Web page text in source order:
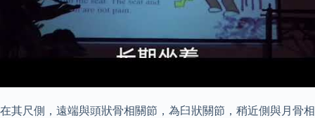
在其尺側，遠端與頭狀骨相關節，為臼狀關節，稍近側與月骨相